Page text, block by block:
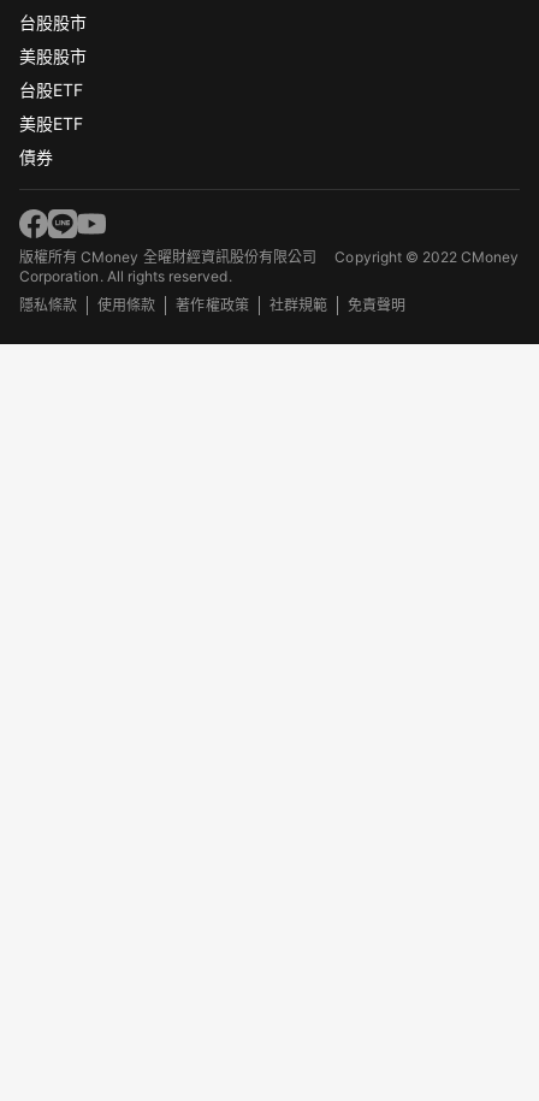
台股股市
美股股市
台股ETF
美股ETF
債券
版權所有 CMoney 全曜財經資訊股份有限公司Copyright © 2022 CMoney
Corporation. All rights reserved.
隱私條款
使用條款 著作權政策 社群規範 免責聲明